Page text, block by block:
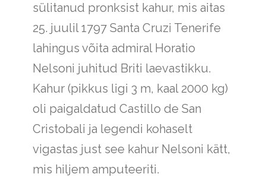
sülitanud pronksist kahur, mis aitas
25. juulil 1797 Santa Cruzi Tenerife
lahingus võita admiral Horatio
Nelsoni juhitud Briti laevastikku.
Kahur (pikkus ligi 3 m, kaal 2000 kg)
oli paigaldatud Castillo de San
Cristobali ja legendi kohaselt
vigastas just see kahur Nelsoni kätt,
mis hiljem amputeeriti.